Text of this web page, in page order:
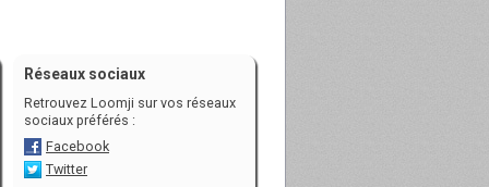
Réseaux sociaux
Retrouvez Loomji sur vos réseaux
sociaux préférés :
Facebook
Twitter